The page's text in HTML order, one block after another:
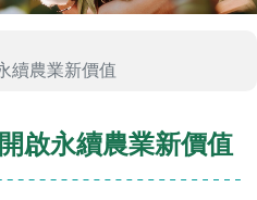
續農業新價值
啟永續農業新價值